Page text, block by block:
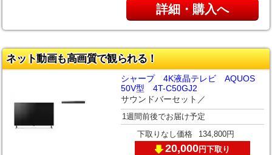
詳細・購入へ
ネット動画も高画質で観られる！
シャープ 4K液晶テレビ AQUOS
50V型 4T-C50GJ2
サウンドバーセット／
1週間前後でお届け予定
下取りなし価格 134,800円
20,000円下取り